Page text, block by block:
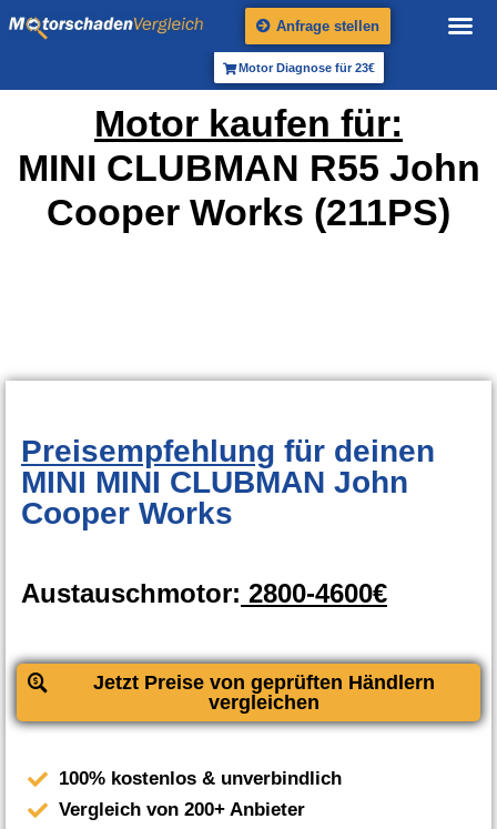
Anfrage stellen
Motor Diagnose für 23€
Motor kaufen für:
MINI CLUBMAN R55 John
Cooper Works (211PS)
Preisempfehlung für deinen
MINI MINI CLUBMAN John
Cooper Works
Austauschmotor: 2800-4600€
Jetzt Preise von geprüften Händlern
vergleichen
100% kostenlos & unverbindlich
Vergleich von 200+ Anbieter